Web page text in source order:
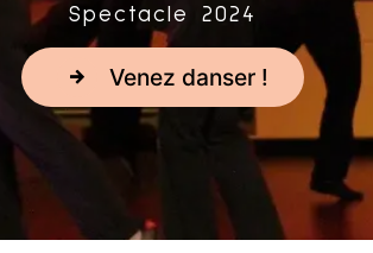
Spectacle 2024
Venez danser !